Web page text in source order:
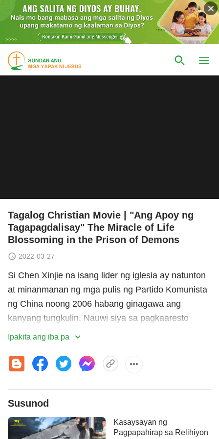
Tagalog Christian Movie | "Ang Apoy ng
Tagapagdalisay" The Miracle of Life
Blossoming in the Prison of Demons
2022-03-27
Si Chen Xinjie na isang lider ng iglesia ay natunton
at minanmanan ng mga pulis ng Partido Komunista
ng China noong 2006 habang ginagawa ang
kanyang tungkulin. Nauwi siya sa pagkaaresto
kasama ng isang diyakono ng iglesia na si Zhao
impormasyon tungkol sa iba pang lider at kung
nasaan itinatago ang mga pondo ng iglesia,
pinagtatanong at pinilit sila ng mga pulis na sagutin
ang kanilang mga tanong, gumamit pa nga ang mga
ito ng mga taktika tulad ng pagbugbog sa kanila at
pagbitin sa kanila nang nakaposas. Nang makita na
Ipakita ang iba pa
Susunod
Kasaysayan ng
Pagpapahirap sa Relihiyon